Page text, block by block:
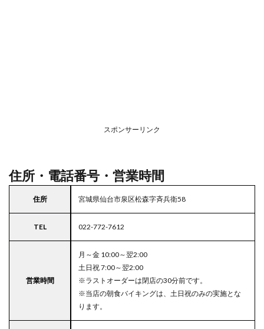
場付
きコ
スポンサーリンク
住所・電話番号・営業時間
住所 宮城県仙台市泉区松森字斉兵衛58
TEL 022-772-7612
営業時間
月～金 10:00～翌2:00
土日祝 7:00～翌2:00
※ラストオーダーは閉店の30分前です。
※当店の朝食バイキングは、土日祝のみの実施とな
ります。